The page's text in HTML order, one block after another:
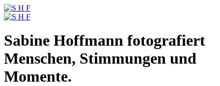
Sabine Hoffmann fotografiert
Menschen, Stimmungen und
Momente.